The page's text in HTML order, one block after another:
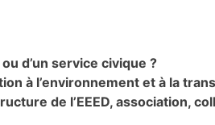
d’un service civique ?
à l’environnement et à la
de l’EEED, association,